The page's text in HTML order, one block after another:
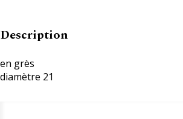
Description
en grès
diamètre 21